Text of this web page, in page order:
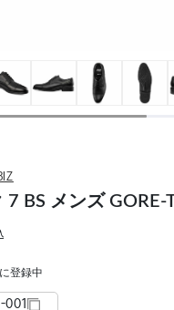
7 BS メンズ GORE-
登録中
001